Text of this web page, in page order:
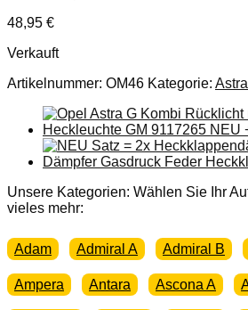
48,95 €
Verkauft
Artikelnummer: OM46 Kategorie:
Unsere Kategorien: Wählen Sie Ihr
vieles mehr:
Adam Admiral A Admiral B
Ampera Antara Ascona A